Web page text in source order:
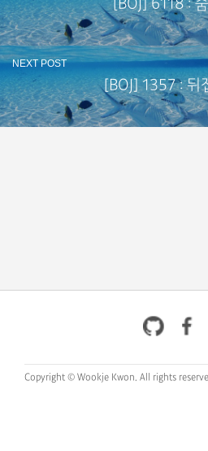
[BOJ] 6118 :
[BOJ] 1357 : 뒤
NEXT POST
Copyright © Wookje Kwon. All rights